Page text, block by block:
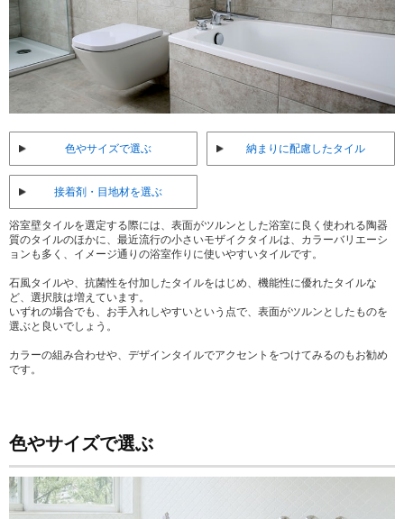
色やサイズで選ぶ 納まりに配慮したタイル
接着剤・目地材を選ぶ
浴室壁タイルを選定する際には、表面がツルンとした浴室に良く使われる陶器
質のタイルのほかに、最近流行の小さいモザイクタイルは、カラーバリエーシ
ョンも多く、イメージ通りの浴室作りに使いやすいタイルです。
石風タイルや、抗菌性を付加したタイルをはじめ、機能性に優れたタイルな
ど、選択肢は増えています。
いずれの場合でも、お手入れしやすいという点で、表面がツルンとしたものを
選ぶと良いでしょう。
カラーの組み合わせや、デザインタイルでアクセントをつけてみるのもお勧め
です。
色やサイズで選ぶ